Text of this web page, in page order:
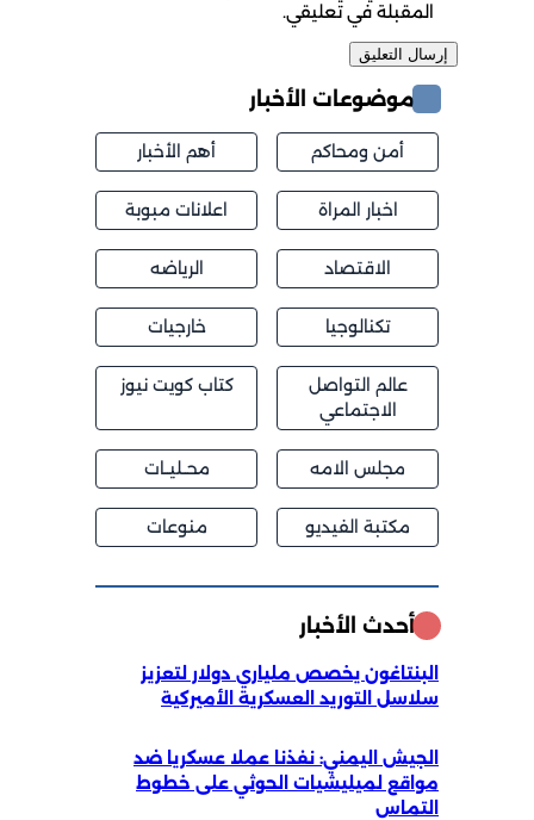
المقبلة في تعليقي.
موضوعات الأخبار
أمن ومحاكم أهم الأخبار
اخبار المراة اعلانات مبوبة
الاقتصاد الرياضه
تكنالوجيا خارجيات
عالم التواصل
الاجتماعي
كتاب كويت نيوز
مجلس الامه محــليــات
مكتبة الفيديو منوعات
أحدث الأخبار
البنتاغون يخصص ملياري دولار لتعزيز
سلاسل التوريد العسكرية الأميركية
الجيش اليمني: نفذنا عملا عسكريا ضد
مواقع لميليشيات الحوثي على خطوط
التماس